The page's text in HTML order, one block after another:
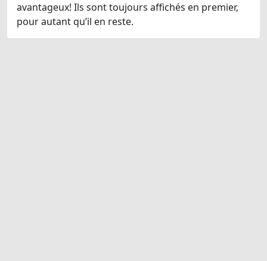
avantageux! Ils sont toujours affichés en premier,
pour autant qu’il en reste.